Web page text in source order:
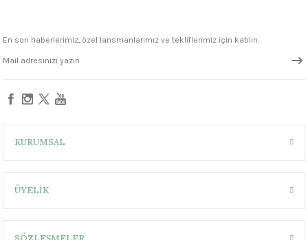
En son haberlerimiz, özel lansmanlarımız ve tekliflerimiz için katılın.
KURUMSAL
ÜYELİK